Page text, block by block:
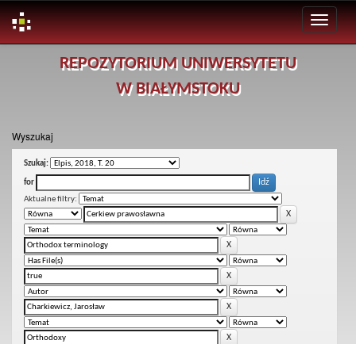
REPOZYTORIUM UNIWERSYTETU
W BIAŁYMSTOKU
Wyszukaj
Szukaj:
for
Aktualne filtry: